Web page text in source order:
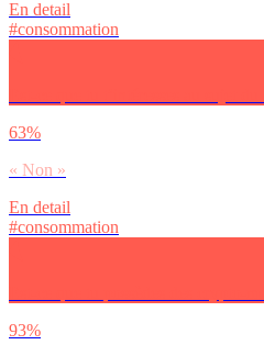
En detail
#consommation
63%
« Non »
En detail
#consommation
93%